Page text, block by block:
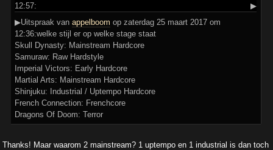
12:57:
▶
▶Uitspraak vanappelboom op zaterdag 25 maart 2017 om
12:36:welke stijl er op welke stage staat
Skull Dynasty: Mainstream Hardcore
Samuraw: Raw Hardstyle
Imperial Victors: Early Hardcore
Martial Arts: Mainstream Hardcore
Shinjuku: Industrial / Uptempo Hardcore
French Connection: Frenchcore
Dragons Of Doom: Terror
Thanks! Maar waarom 2 mainstream? 1 uptempo en 1 industrial is dan toch